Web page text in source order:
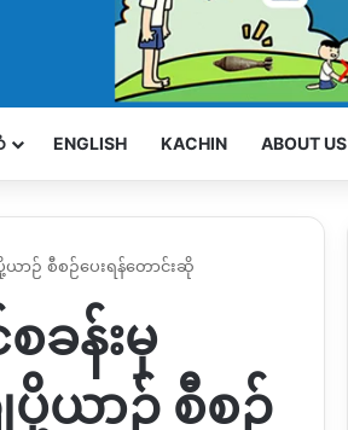
ENGLISH KACHIN ABOUT US
ယာဉ် စီစဉ်ပေးရန်တောင်းဆို
ခန်းမှ
ပို့ယာဉ် စီစဉ်